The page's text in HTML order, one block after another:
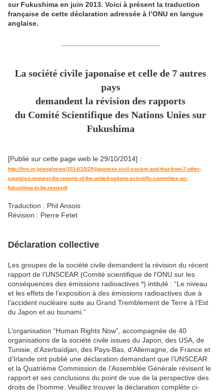
sur Fukushima en juin 2013. Voici à présent la traduction
française de cette déclaration adressée à l’ONU en langue
anglaise.
La société civile japonaise et celle de 7 autres
pays
demandent la révision des rapports
du Comité Scientifique des Nations Unies sur
Fukushima
[Publié sur cette page web le 29/10/2014] :
http://hrn.or.jp/eng/news/2014/10/29/japanese-civil-society-and-that-from-7-other-
countries-request-the-reports-of-the-united-nations-scientific-committee-on-
fukushima-to-be-revised/
Traduction : Phil Ansois
Révision : Pierre Fetet
Déclaration collective
Les groupes de la société civile demandent la révision du récent
rapport de l’UNSCEAR (Comité scientifique de l'ONU sur les
conséquences des émissions radioactives *) intitulé : “Le niveau
et les effets de l’exposition à des émissions radioactives due à
l’accident nucléaire suite au Grand Tremblement de Terre à l’Est
du Japon et au tsunami.“
L’organisation “Human Rights Now”, accompagnée de 40
organisations de la société civile issues du Japon, des USA, de
Tunisie, d’Azerbaïdjan, des Pays-Bas, d’Allemagne, de France et
d’Irlande ont publié une déclaration demandant que l’UNSCEAR
et la Quatrième Commission de l’Assemblée Générale révisent le
rapport et ses conclusions du point de vue de la perspective des
droits de l’homme. Veuillez trouver la déclaration complète ci-